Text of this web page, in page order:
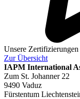
Unsere
ZurÜbersicht
IAPM International
Zum St. Johanner 22
9490 Vaduz
Fürstentum